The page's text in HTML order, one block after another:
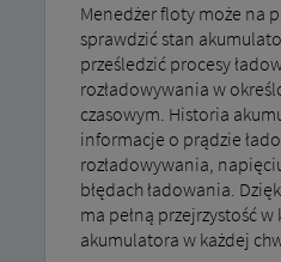
Menedżer floty może na
sprawdzić stan
prześledzić procesy
rozładowywania w
czasowym. Historia
informacje o prądzie
rozładowywania,
błędach ładowania.
ma pełną przejrzystość
akumulatora w każdej